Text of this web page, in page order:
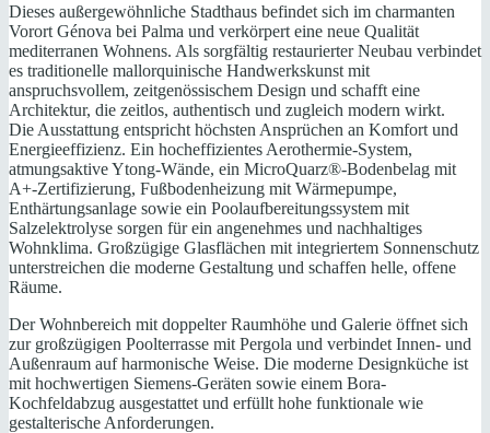
Dieses außergewöhnliche Stadthaus befindet sich im charmanten
Vorort Génova bei Palma und verkörpert eine neue Qualität
mediterranen Wohnens. Als sorgfältig restaurierter Neubau verbindet
es traditionelle mallorquinische Handwerkskunst mit
anspruchsvollem, zeitgenössischem Design und schafft eine
Architektur, die zeitlos, authentisch und zugleich modern wirkt.
Die Ausstattung entspricht höchsten Ansprüchen an Komfort und
Energieeffizienz. Ein hocheffizientes Aerothermie-System,
atmungsaktive Ytong-Wände, ein MicroQuarz®-Bodenbelag mit
A+-Zertifizierung, Fußbodenheizung mit Wärmepumpe,
Enthärtungsanlage sowie ein Poolaufbereitungssystem mit
Salzelektrolyse sorgen für ein angenehmes und nachhaltiges
Wohnklima. Großzügige Glasflächen mit integriertem Sonnenschutz
unterstreichen die moderne Gestaltung und schaffen helle, offene
Räume.
Der Wohnbereich mit doppelter Raumhöhe und Galerie öffnet sich
zur großzügigen Poolterrasse mit Pergola und verbindet Innen- und
Außenraum auf harmonische Weise. Die moderne Designküche ist
mit hochwertigen Siemens-Geräten sowie einem Bora-
Kochfeldabzug ausgestattet und erfüllt hohe funktionale wie
gestalterische Anforderungen.